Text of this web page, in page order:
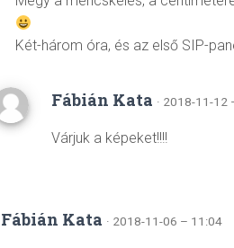
Két-három óra, és az első SIP-
Fábián Kata · 2018-11-12
Várjuk a képeket!!!!
Fábián Kata · 2018-11-06 – 11:04